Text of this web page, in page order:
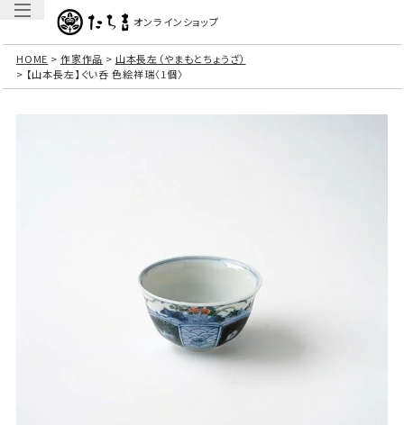
オンラインショップ
HOME 作家作品
山本長左（やまもとちょうざ）
【山本長左】ぐい呑 色絵祥瑞〈1個〉